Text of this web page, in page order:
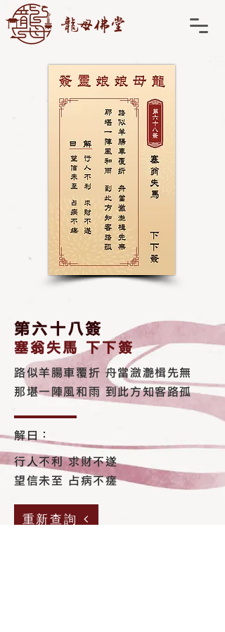
第六十八簽
塞翁失馬 下下簽
路似羊腸車覆折 舟當瀲灔楫先無
那堪一陣風和雨 到此方知客路孤
解曰：
行人不利 求財不遂
望信未至 占病不瘥
重新查詢